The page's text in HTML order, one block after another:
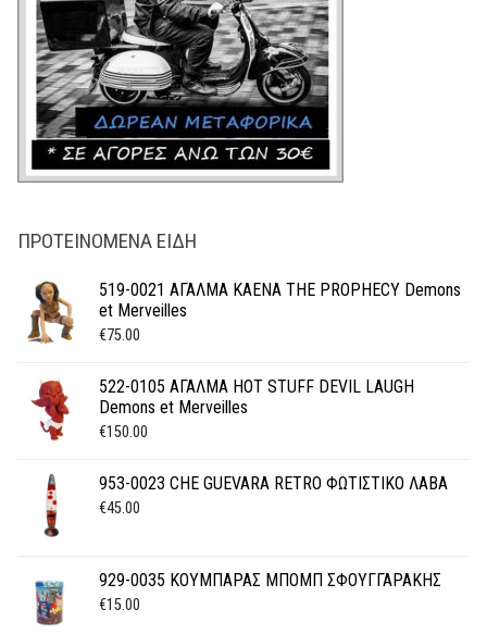
ΠΡΟΤΕΙΝΌΜΕΝΑ ΕΊΔΗ
519-0021 ΑΓΑΛΜΑ KAENA THE PROPHECY Demons
et Merveilles
€75.00
522-0105 ΑΓΑΛΜΑ HOT STUFF DEVIL LAUGH
Demons et Merveilles
€150.00
953-0023 CHE GUEVARA RETRO ΦΩΤΙΣΤΙΚΟ ΛΑΒΑ
€45.00
929-0035 ΚΟΥΜΠΑΡΑΣ ΜΠΟΜΠ ΣΦΟΥΓΓΑΡΑΚΗΣ
€15.00